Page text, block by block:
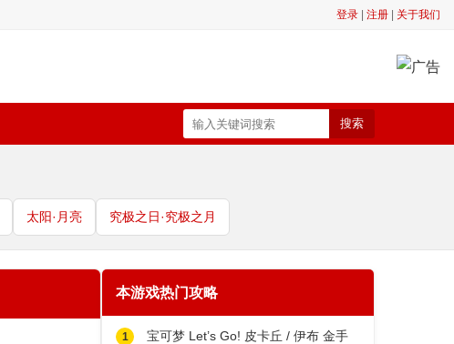
登录 注册 关于我们
搜索
太阳·月亮 究极之日·究极之月
本游戏热门攻略
宝可梦 Let’s Go! 皮卡丘 / 伊布 金手